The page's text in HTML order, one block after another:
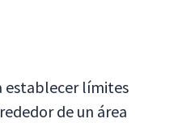
establecer límites
de un área